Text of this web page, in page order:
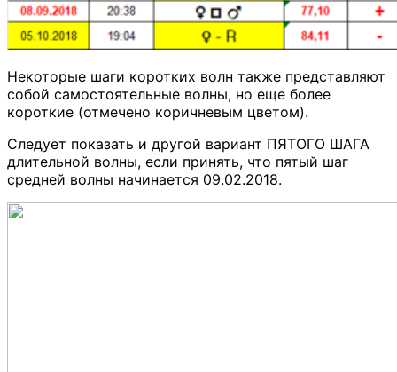
Некоторые шаги коротких волн также представляют
собой самостоятельные волны, но еще более
короткие (отмечено коричневым цветом).
Следует показать и другой вариант ПЯТОГО ШАГА
длительной волны, если принять, что пятый шаг
средней волны начинается 09.02.2018.